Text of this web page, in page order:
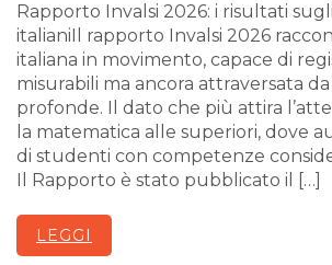
Rapporto Invalsi 2026: i risultati
italianiIl rapporto Invalsi 2026
italiana in movimento, capace di
misurabili ma ancora attraversata
profonde. Il dato che più attira
la matematica alle superiori, dove
di studenti con competenze
Il Rapporto è stato pubblicato il […]
LEGGI